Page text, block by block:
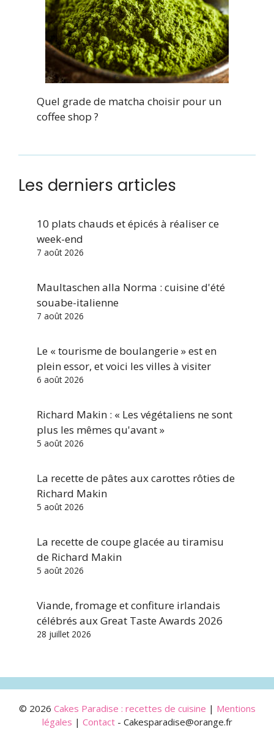
Quel grade de matcha choisir pour un
coffee shop ?
Les derniers articles
10 plats chauds et épicés à réaliser ce
week-end
7 août 2026
Maultaschen alla Norma : cuisine d'été
souabe-italienne
7 août 2026
Le « tourisme de boulangerie » est en
plein essor, et voici les villes à visiter
6 août 2026
Richard Makin : « Les végétaliens ne sont
plus les mêmes qu'avant »
5 août 2026
La recette de pâtes aux carottes rôties de
Richard Makin
5 août 2026
La recette de coupe glacée au tiramisu
de Richard Makin
5 août 2026
Viande, fromage et confiture irlandais
célébrés aux Great Taste Awards 2026
28 juillet 2026
© 2026 Cakes Paradise : recettes de cuisine | Mentions
légales | Contact- Cakesparadise@orange.fr